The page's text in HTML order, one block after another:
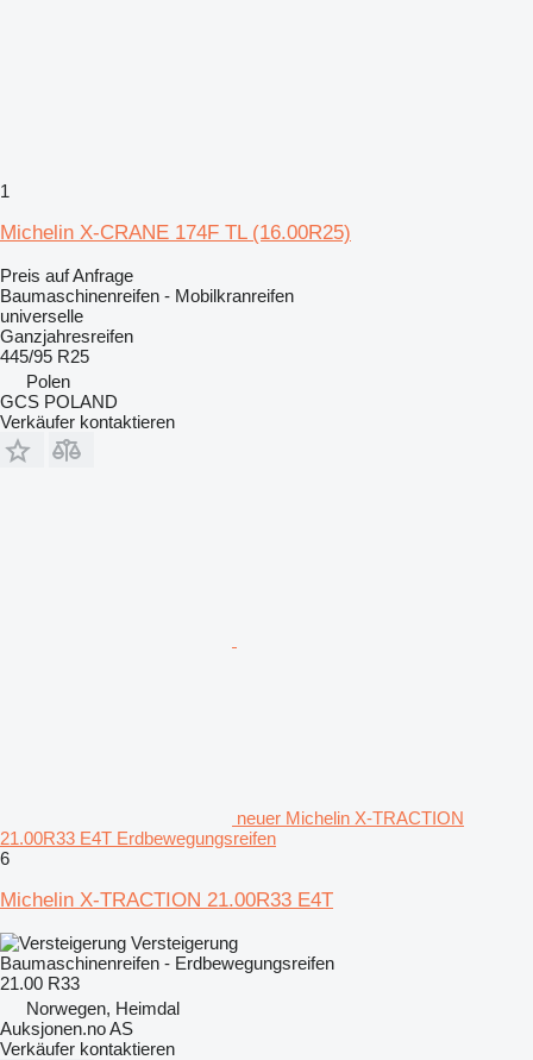
1
Michelin X-CRANE 174F TL (16.00R25)
Preis auf Anfrage
Baumaschinenreifen - Mobilkranreifen
universelle
Ganzjahresreifen
445/95 R25
Polen
GCS POLAND
Verkäufer kontaktieren
neuer Michelin X-TRACTION
21.00R33 E4T Erdbewegungsreifen
6
Michelin X-TRACTION 21.00R33 E4T
Versteigerung
Baumaschinenreifen - Erdbewegungsreifen
21.00 R33
Norwegen, Heimdal
Auksjonen.no AS
Verkäufer kontaktieren